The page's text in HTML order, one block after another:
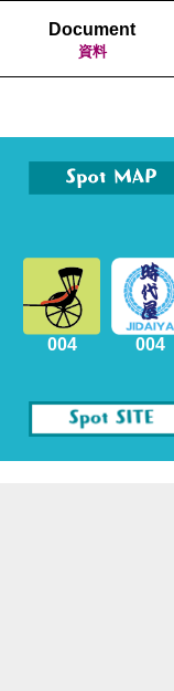
Document
資料
004 004